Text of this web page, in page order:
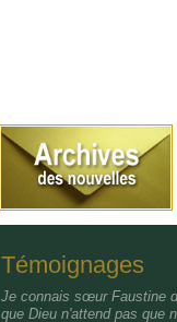
Témoignages
Je connais sœur Faustine
que Dieu n'attend pas que